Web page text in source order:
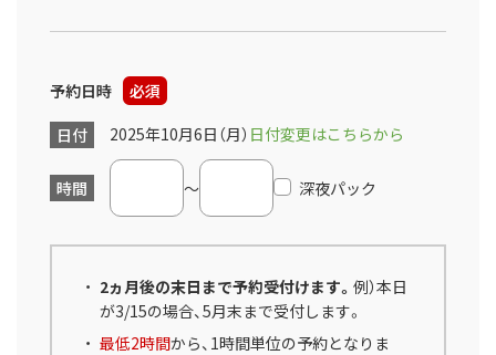
予約日時
必須
日付
2025年10月6日（月） 日付変更はこちらから
時間 ～ 深夜パック
2ヵ月後の末日まで予約受付けます。 例）本日
が3/15の場合、5月末まで受付します。
最低2時間から、1時間単位の予約となりま